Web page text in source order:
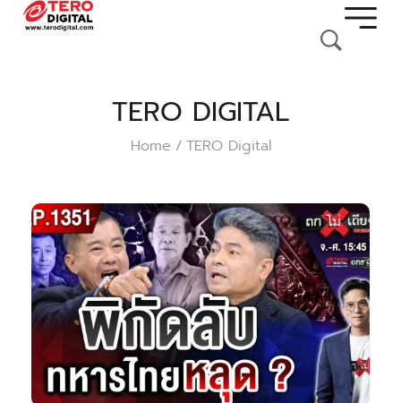
TERO DIGITAL
Home / TERO Digital